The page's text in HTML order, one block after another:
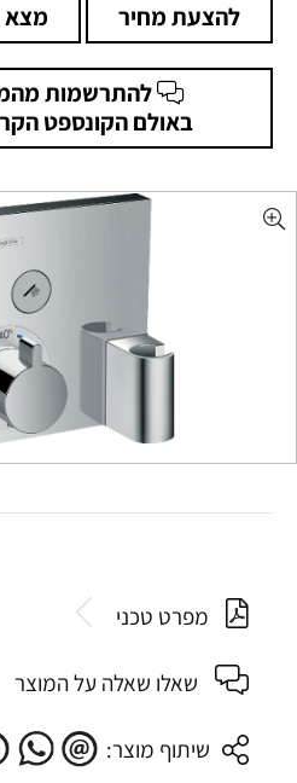
להצעת מחיר מצא
להתרשמות
באולם הקונספט
מפרט טכני
שאלו שאלה על המוצר
שיתוף מוצר: